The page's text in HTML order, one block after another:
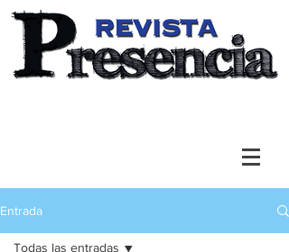
Entrada
Todas las entradas